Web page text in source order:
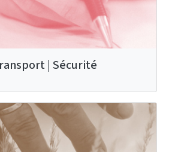
| Sécurité